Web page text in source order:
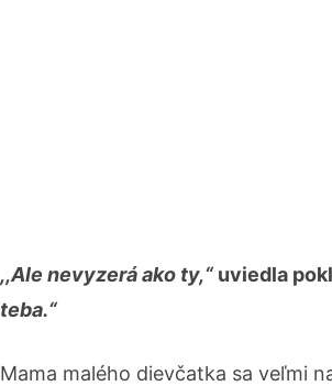
,,Ale nevyzerá ako ty,“uviedla
teba.“
Mama malého dievčatka sa veľmi